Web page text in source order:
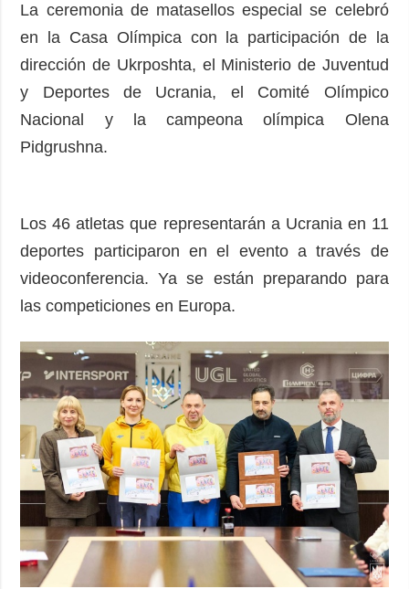
La ceremonia de matasellos especial se celebró
en la Casa Olímpica con la participación de la
dirección de Ukrposhta, el Ministerio de Juventud
y Deportes de Ucrania, el Comité Olímpico
Nacional y la campeona olímpica Olena
Pidgrushna.
Los 46 atletas que representarán a Ucrania en 11
deportes participaron en el evento a través de
videoconferencia. Ya se están preparando para
las competiciones en Europa.